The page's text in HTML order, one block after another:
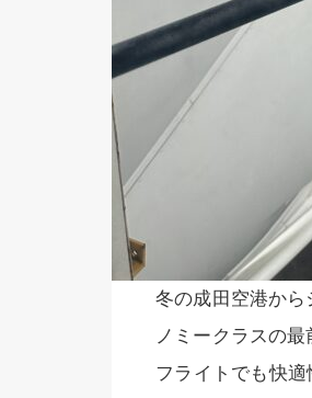
冬の成田空港か
ノミークラスの
フライトでも快